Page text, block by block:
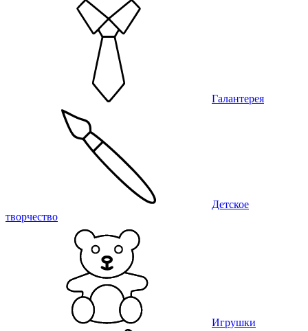
Галантерея
Детское
творчество
Игрушки